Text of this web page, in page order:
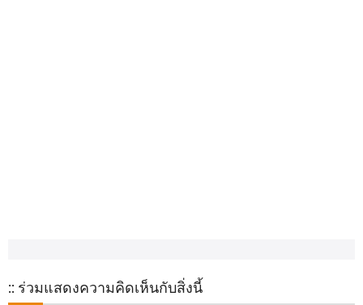
:: ร่วมแสดงความคิดเห็นกับสิ่งนี้